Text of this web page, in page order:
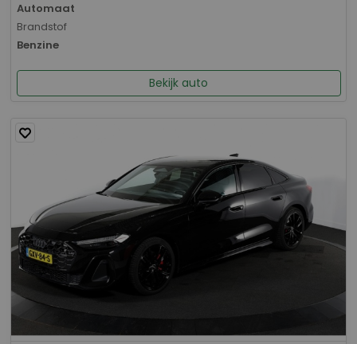
Automaat
Brandstof
Benzine
Bekijk auto